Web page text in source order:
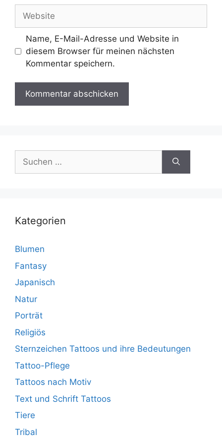
Adresse
Name, E-Mail-Adresse und Website in
diesem Browser für meinen nächsten
Kommentar speichern.
Suchen
nach:
Kategorien
Blumen
Fantasy
Japanisch
Natur
Porträt
Religiös
Sternzeichen Tattoos und ihre Bedeutungen
Tattoo-Pflege
Tattoos nach Motiv
Text und Schrift Tattoos
Tiere
Tribal